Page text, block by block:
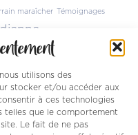
utilisons des
stocker et/ou accéder aux
à ces technologies
telles que le comportement
Le fait de ne pas
maraîcher Témoignages